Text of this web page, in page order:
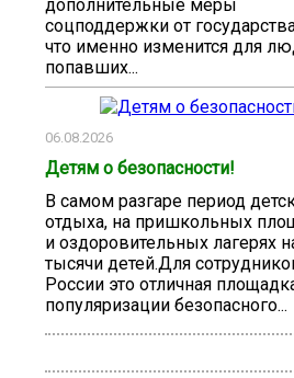
дополнительные меры
соцподдержки от
что именно изменится для
попавших...
06.08.2026
Детям о безопасности!
В самом разгаре период
отдыха, на пришкольных
и оздоровительных лагерях
тысячи детей.Для
России это отличная
популяризации безопасного...